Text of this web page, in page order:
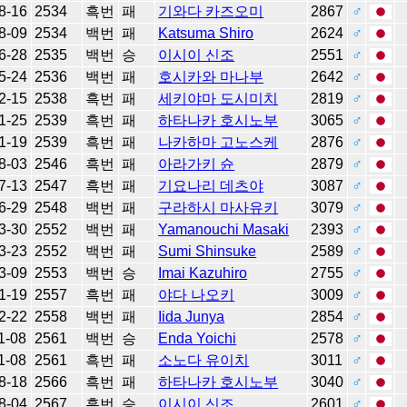
16 2534 흑번 패 기와다 카즈오미 2867
♂
09 2534 백번 패 Katsuma Shiro 2624
♂
28 2535 백번 승 이시이 신조 2551
♂
24 2536 백번 패 호시카와 마나부 2642
♂
15 2538 흑번 패 세키야마 도시미치 2819
♂
25 2539 흑번 패 하타나카 호시노부 3065
♂
19 2539 흑번 패 나카하마 고노스케 2876
♂
03 2546 흑번 패 아라가키 슌 2879
♂
13 2547 흑번 패 기요나리 데츠야 3087
♂
29 2548 백번 패 구라하시 마사유키 3079
♂
30 2552 백번 패 Yamanouchi Masaki 2393
♂
23 2552 백번 패 Sumi Shinsuke 2589
♂
09 2553 백번 승 Imai Kazuhiro 2755
♂
19 2557 흑번 패 야다 나오키 3009
♂
22 2558 백번 패 Iida Junya 2854
♂
08 2561 백번 승 Enda Yoichi 2578
♂
08 2561 흑번 패 소노다 유이치 3011
♂
18 2566 흑번 패 하타나카 호시노부 3040
♂
04 2567 흑번 승 이시이 신조 2601 ♂